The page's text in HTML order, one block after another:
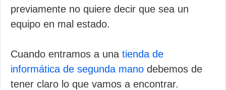
previamente no quiere decir que sea un
equipo en mal estado.
Cuando entramos a una tienda de
informática de segunda mano debemos de
tener claro lo que vamos a encontrar.